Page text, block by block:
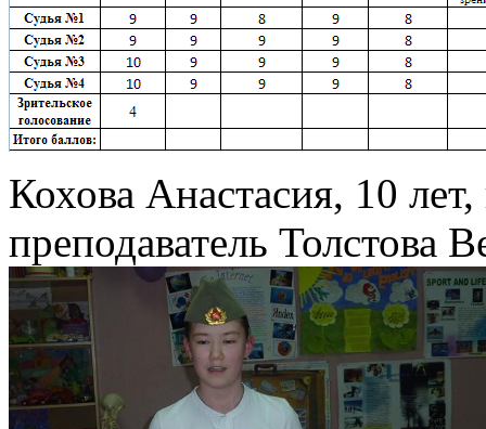
Кохова Анастасия, 10
преподаватель Толстова